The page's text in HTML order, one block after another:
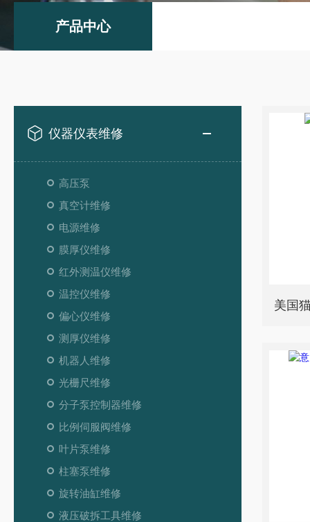
产品中心
仪器仪表维修
高压泵
真空计维修
电源维修
膜厚仪维修
红外测温仪维修
温控仪维修
偏心仪维修
测厚仪维修
机器人维修
光栅尺维修
分子泵控制器维修
比例伺服阀维修
叶片泵维修
柱塞泵维修
旋转油缸维修
液压破拆工具维修
美国